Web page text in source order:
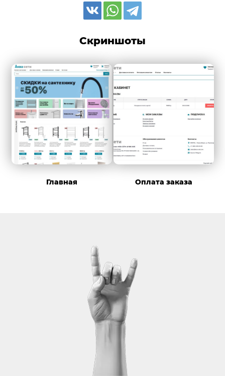
Скриншоты
Главная Оплата заказа